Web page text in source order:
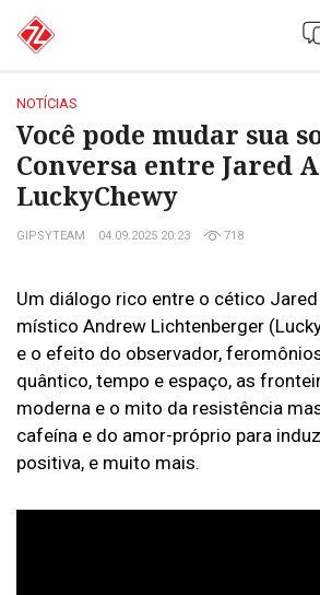
NOTÍCIAS
Você pode mudar sua
Conversa entre Jared
LuckyChewy
GIPSYTEAM 04.09.2025 20:23 718
Um diálogo rico entre o cético
místico Andrew Lichtenberger
e o efeito do observador,
quântico, tempo e espaço, as
moderna e o mito da resistência
cafeína e do amor-próprio para
positiva, e muito mais.